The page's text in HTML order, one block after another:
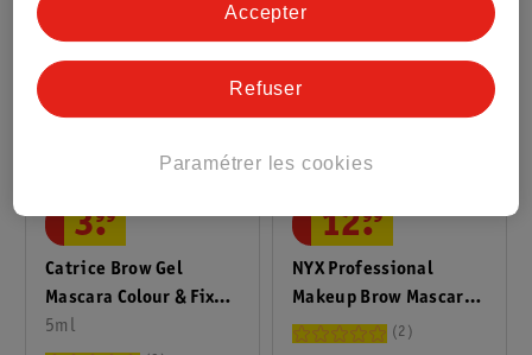
Catrice Brow Gel
Mascara Colour & Fix
010
5ml
3.
99
NYX Professional
Makeup Brow Mascara
Thick It. Stick It!
12.
99
2
Paramétrer les cookies
Refuser
Accepter